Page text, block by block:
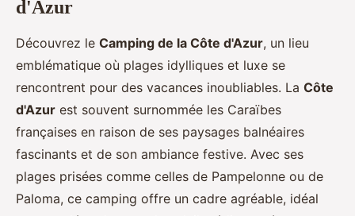
d'Azur
Découvrez le Camping de la Côte d'Azur, un lieu
emblématique où plages idylliques et luxe se
rencontrent pour des vacances inoubliables. La Côte
d'Azur est souvent surnommée les Caraïbes
françaises en raison de ses paysages balnéaires
fascinants et de son ambiance festive. Avec ses
plages prisées comme celles de Pampelonne ou de
Paloma, ce camping offre un cadre agréable, idéal